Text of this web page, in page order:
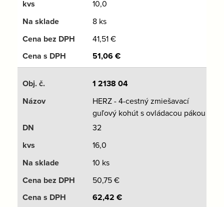
10,0
8 ks
41,51€
51,06€
1 2138 04
HERZ - 4-cestný zmiešavací
guľový kohút s ovládacou pákou
32
16,0
10 ks
50,75€
62,42 €